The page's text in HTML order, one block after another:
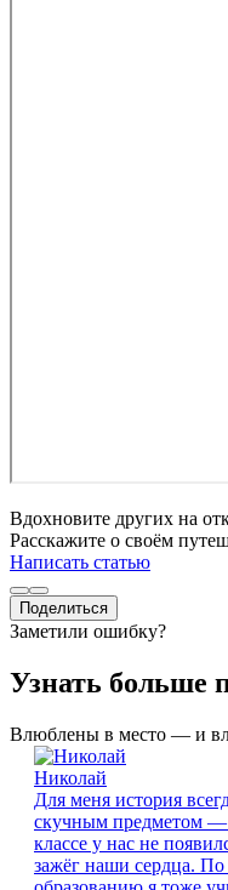
Вдохновите других на
Расскажите о своём
Написать статью
Поделиться
Заметили ошибку?
Узнать больше
Влюблены в место — и
Николай
Для меня история
скучным предметом —
классе у нас не
зажёг наши сердца.